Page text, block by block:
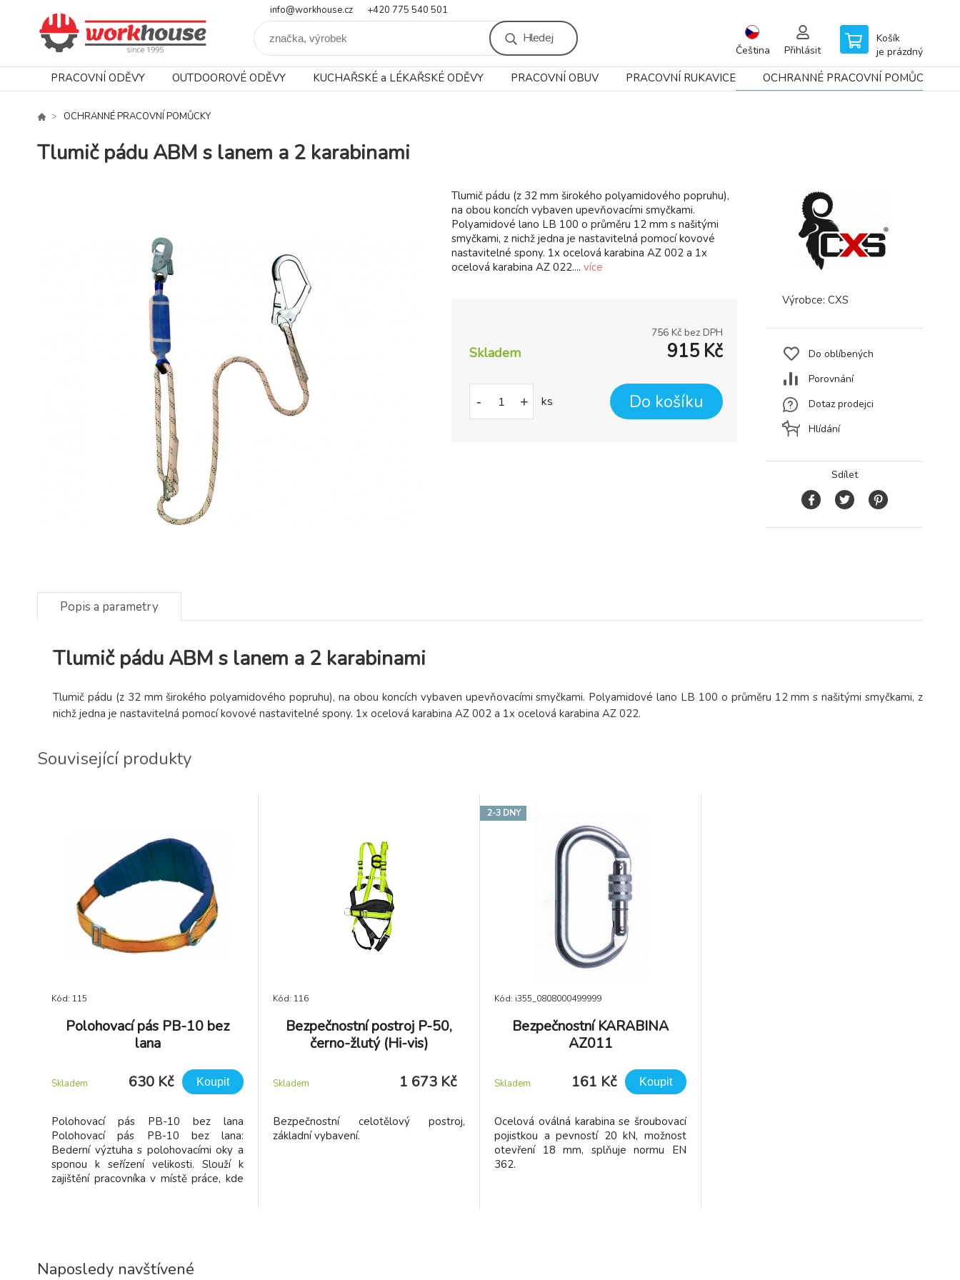
info@workhouse.cz +420 775 540 501
Hledej
Čeština Přihlásit
Košík
je prázdný
PRACOVNÍ ODĚVY OUTDOOROVÉ ODĚVY KUCHAŘSKÉ a LÉKAŘSKÉ ODĚVY PRACOVNÍ OBUV PRACOVNÍ RUKAVICE OCHRANNÉ PRACOVNÍ POMŮCKY
OCHRANNÉ PRACOVNÍ POMŮCKY
Tlumič pádu ABM s lanem a 2 karabinami
Tlumič pádu (z 32 mm širokého polyamidového popruhu),
na obou koncích vybaven upevňovacími smyčkami.
Polyamidové lano LB 100 o průměru 12 mm s našitými
smyčkami, z nichž jedna je nastavitelná pomocí kovové
nastavitelné spony. 1x ocelová karabina AZ 002 a 1x
ocelová karabina AZ 022.... více
756 Kč bez DPH
Skladem 915 Kč
- + ks Do košíku
Výrobce: CXS
Do oblíbených
Porovnání
Dotaz prodejci
Hlídání
Sdílet
Popis a parametry
Tlumič pádu ABM s lanem a 2 karabinami
Tlumič pádu (z 32 mm širokého polyamidového popruhu), na obou koncích vybaven upevňovacími smyčkami. Polyamidové lano LB 100 o průměru 12 mm s našitými smyčkami, z
nichž jedna je nastavitelná pomocí kovové nastavitelné spony. 1x ocelová karabina AZ 002 a 1x ocelová karabina AZ 022.
Související produkty
Kód: 115
Polohovací pás PB-10 bez
lana
Skladem 630 Kč Koupit
Polohovací pás PB-10 bez lana
Polohovací pás PB-10 bez lana:
Bederní výztuha s polohovacími oky a
sponou k seřízení velikosti. Slouží k
zajištění pracovníka v místě práce, kde
Kód: 116
Bezpečnostní postroj P-50,
černo-žlutý (Hi-vis)
Skladem 1 673 Kč
Bezpečnostní celotělový postroj,
základní vybavení.
2-3 DNY
Kód: i355_0808000499999
Bezpečnostní KARABINA
AZ011
Skladem 161 Kč Koupit
Ocelová oválná karabina se šroubovací
pojistkou a pevností 20 kN, možnost
otevření 18 mm, splňuje normu EN
362.
Naposledy navštívené